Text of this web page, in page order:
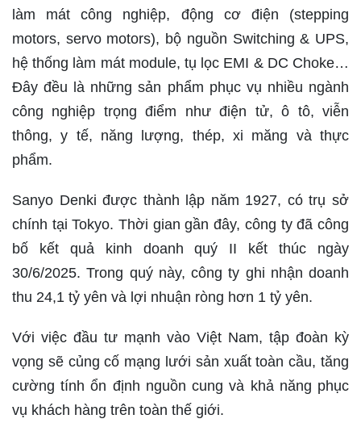
làm mát công nghiệp, động cơ điện (stepping
motors, servo motors), bộ nguồn Switching & UPS,
hệ thống làm mát module, tụ lọc EMI & DC Choke…
Đây đều là những sản phẩm phục vụ nhiều ngành
công nghiệp trọng điểm như điện tử, ô tô, viễn
thông, y tế, năng lượng, thép, xi măng và thực
phẩm.
Sanyo Denki được thành lập năm 1927, có trụ sở
chính tại Tokyo. Thời gian gần đây, công ty đã công
bố kết quả kinh doanh quý II kết thúc ngày
30/6/2025. Trong quý này, công ty ghi nhận doanh
thu 24,1 tỷ yên và lợi nhuận ròng hơn 1 tỷ yên.
Với việc đầu tư mạnh vào Việt Nam, tập đoàn kỳ
vọng sẽ củng cố mạng lưới sản xuất toàn cầu, tăng
cường tính ổn định nguồn cung và khả năng phục
vụ khách hàng trên toàn thế giới.